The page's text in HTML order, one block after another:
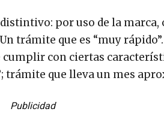
por uso de la
trámite que es “muy
cumplir con ciertas
trámite que lleva un mes
Publicidad